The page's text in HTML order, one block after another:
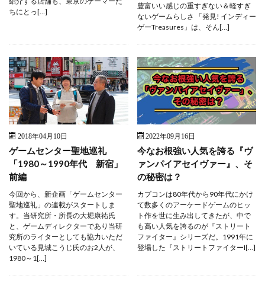
ちにとっ[…]
豊富いい感じの重すぎない＆軽すぎ
ないゲームらしさ 「発見! インディー
ゲーTreasures」は、そん[…]
2018年04月10日
ゲームセンター聖地巡礼
「1980～1990年代 新宿」
前編
今回から、新企画「ゲームセンター
聖地巡礼」の連載がスタートしま
す。当研究所・所長の大堀康祐氏
と、ゲームディレクターであり当研
究所のライターとしても協力いただ
いている見城こうじ氏のお2人が、
1980～1[…]
2022年09月16日
今なお根強い人気を誇る『ヴ
ァンパイアセイヴァー』、そ
の秘密は？
カプコンは80年代から90年代にかけ
て数多くのアーケードゲームのヒッ
ト作を世に生み出してきたが、中で
も高い人気を誇るのが『ストリート
ファイター』シリーズだ。1991年に
登場した『ストリートファイターI[…]